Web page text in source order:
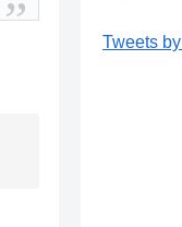
Tweets